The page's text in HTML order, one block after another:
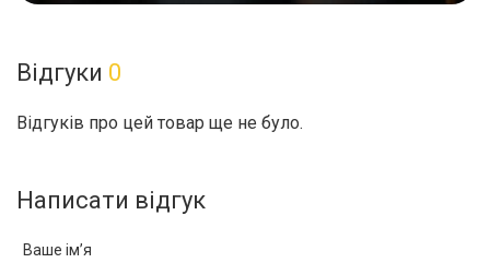
Відгуки 0
Відгуків про цей товар ще не було.
Написати відгук
Ваше ім’я